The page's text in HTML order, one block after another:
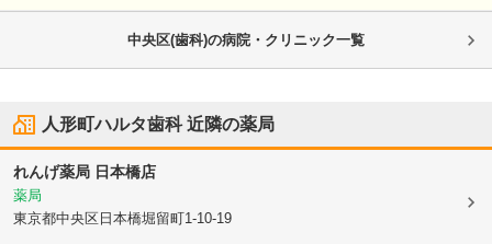
中央区(歯科)の病院・クリニック一覧
人形町ハルタ歯科近隣の薬局
れんげ薬局 日本橋店
薬局
東京都中央区 日本橋堀留町1-10-19